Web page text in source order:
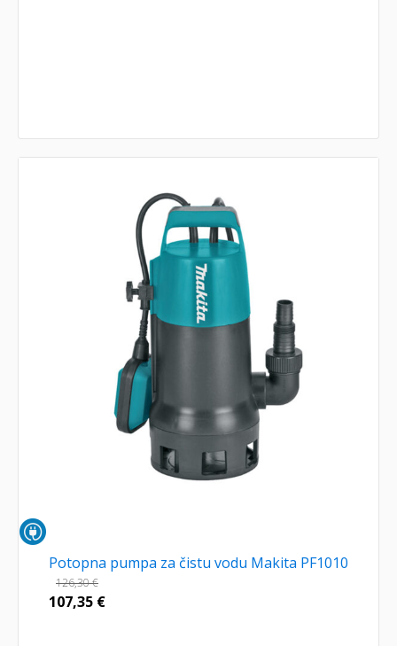
Potopna pumpa za čistu vodu Makita PF1010
126,30€
107,35 €